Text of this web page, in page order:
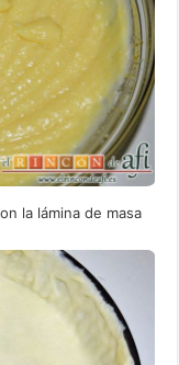
la lámina de masa